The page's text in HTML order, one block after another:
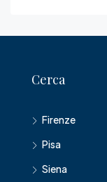
Cerca
Firenze
Pisa
Siena